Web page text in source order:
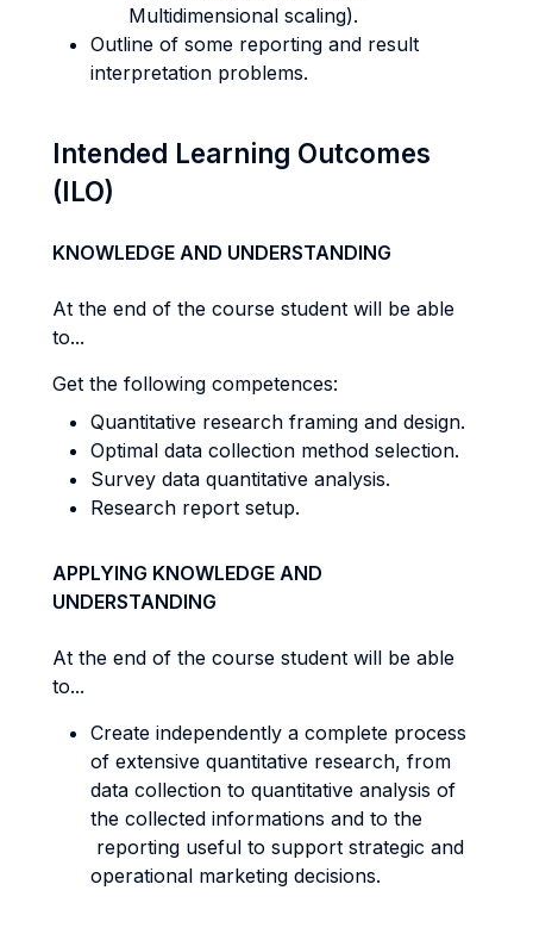
Multidimensional scaling).
Outline of some reporting and result
interpretation problems.
Intended Learning Outcomes
(ILO)
KNOWLEDGE AND UNDERSTANDING
At the end of the course student will be able
to...
Get the following competences:
Quantitative research framing and design.
Optimal data collection method selection.
Survey data quantitative analysis.
Research report setup.
APPLYING KNOWLEDGE AND
UNDERSTANDING
At the end of the course student will be able
to...
Create independently a complete process
of extensive quantitative research, from
data collection to quantitative analysis of
the collected informations and to the
reporting useful to support strategic and
operational marketing decisions.